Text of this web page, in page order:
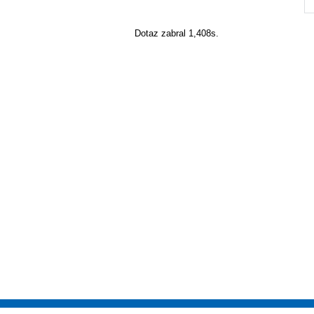
Dotaz zabral 1,408s.